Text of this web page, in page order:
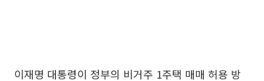
이재명 대통령이 정부의 비거주 1주택 매매 허용 방